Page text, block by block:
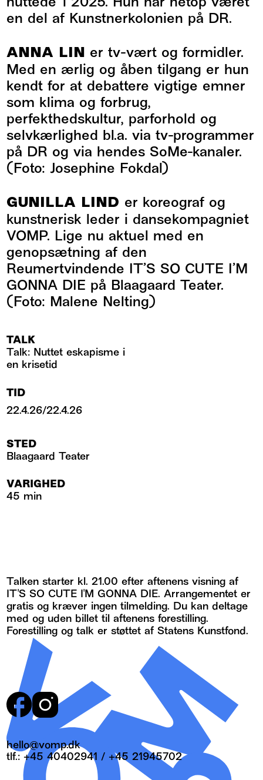
nuttede’ i 2025. Hun har netop været
en del af Kunstnerkolonien på DR.
ANNA LIN er tv-vært og formidler.
Med en ærlig og åben tilgang er hun
kendt for at debattere vigtige emner
som klima og forbrug,
perfekthedskultur, parforhold og
selvkærlighed bl.a. via tv-programmer
på DR og via hendes SoMe-kanaler.
(Foto: Josephine Fokdal)
GUNILLA LIND er koreograf og
kunstnerisk leder i dansekompagniet
VOMP. Lige nu aktuel med en
genopsætning af den
Reumertvindende IT’S SO CUTE I’M
GONNA DIE på Blaagaard Teater.
(Foto: Malene Nelting)
TALK
Talk: Nuttet eskapisme i
en krisetid
TID
22.4.26/22.4.26
STED
Blaagaard Teater
VARIGHED
45 min
Talken starter kl. 21.00 efter aftenens visning af
IT'S SO CUTE I'M GONNA DIE. Arrangementet er
gratis og kræver ingen tilmelding. Du kan deltage
med og uden billet til aftenens forestilling.
Forestilling og talk er støttet af Statens Kunstfond.
hello@vomp.dk
tlf.: +45 40402941 / +45 21945702